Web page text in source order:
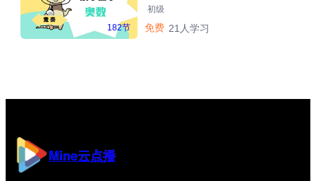
182节
初级
免费 21人学习
Mine云点播